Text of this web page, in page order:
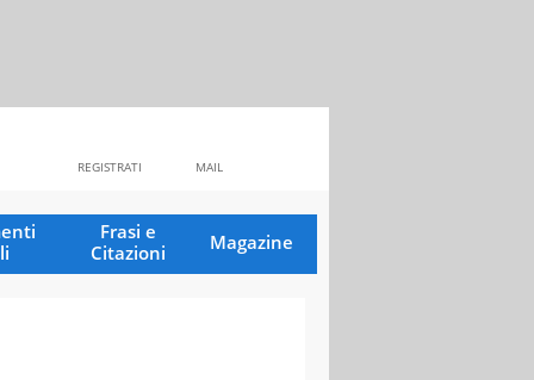
MAIL
REGISTRATI
Frasi e
Citazioni
Magazine